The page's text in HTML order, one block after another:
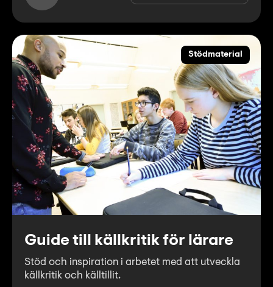
Stödmaterial
Guide till källkritik för lärare
Stöd och inspiration i arbetet med att utveckla
källkritik och källtillit.